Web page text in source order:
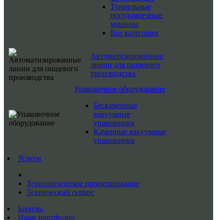
Туннельные
посудомоечные
машины
Все категории
Автоматизированные
линии для пищевого
производства
Упаковочное оборудование
Бескамерные
вакуумные
упаковщики
Камерные вакуумные
упаковщики
Услуги
Технологическое проектирование
Технический сервис
Бренды
Наше портфолио